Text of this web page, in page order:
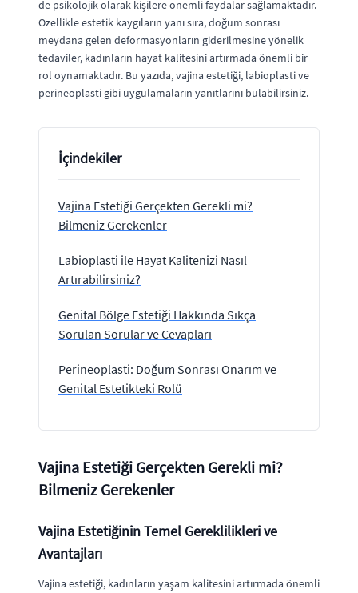
de psikolojik olarak kişilere önemli faydalar sağlamaktadır.
Özellikle estetik kaygıların yanı sıra, doğum sonrası
meydana gelen deformasyonların giderilmesine yönelik
tedaviler, kadınların hayat kalitesini artırmada önemli bir
rol oynamaktadır. Bu yazıda, vajina estetiği, labioplasti ve
perineoplasti gibi uygulamaların yanıtlarını bulabilirsiniz.
İçindekiler
Vajina Estetiği Gerçekten Gerekli mi?
Bilmeniz Gerekenler
Labioplasti ile Hayat Kalitenizi Nasıl
Artırabilirsiniz?
Genital Bölge Estetiği Hakkında Sıkça
Sorulan Sorular ve Cevapları
Perineoplasti: Doğum Sonrası Onarım ve
Genital Estetikteki Rolü
Vajina Estetiği Gerçekten Gerekli mi?
Bilmeniz Gerekenler
Vajina Estetiğinin Temel Gereklilikleri ve
Avantajları
Vajina estetiği, kadınların yaşam kalitesini artırmada önemli